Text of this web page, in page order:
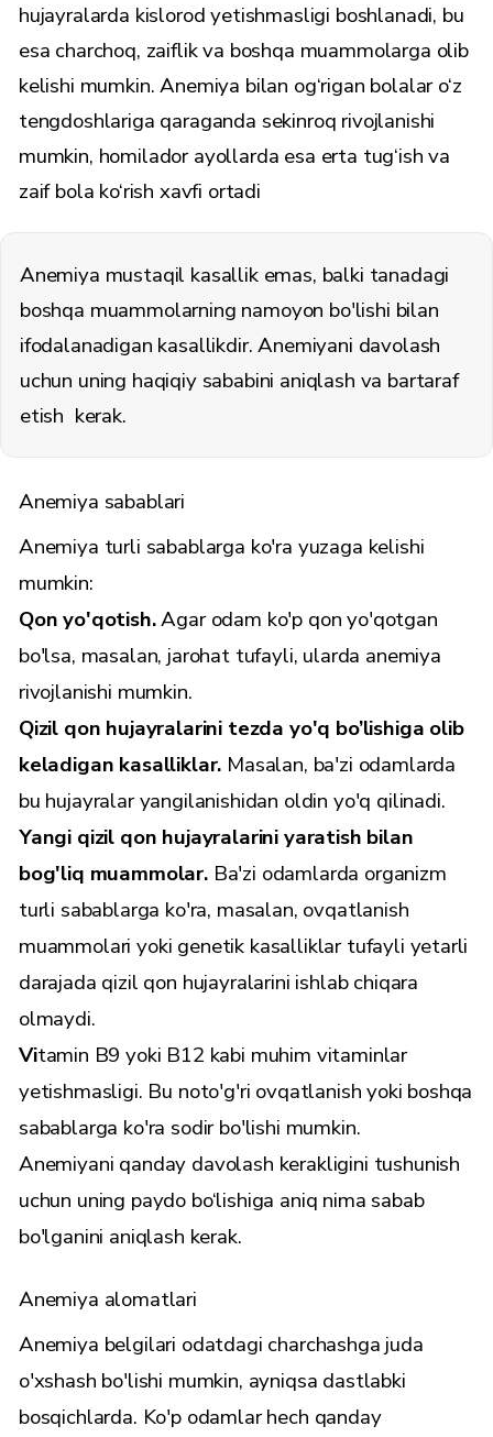
hujayralarda kislorod yetishmasligi boshlanadi, bu
esa charchoq, zaiflik va boshqa muammolarga olib
kelishi mumkin. Anemiya bilan og‘rigan bolalar o‘z
tengdoshlariga qaraganda sekinroq rivojlanishi
mumkin, homilador ayollarda esa erta tug‘ish va
zaif bola ko‘rish xavfi ortadi
Anemiya mustaqil kasallik emas, balki tanadagi
boshqa muammolarning namoyon bo'lishi bilan
ifodalanadigan kasallikdir. Anemiyani davolash
uchun uning haqiqiy sababini aniqlash va bartaraf
etish kerak.
Anemiya sabablari
Anemiya turli sabablarga ko'ra yuzaga kelishi
mumkin:
Qon yo'qotish.Agar odam ko'p qon yo'qotgan
bo'lsa, masalan, jarohat tufayli, ularda anemiya
rivojlanishi mumkin.
Qizil qon hujayralarini tezda yo'q bo’lishiga olib
keladigan kasalliklar. Masalan, ba'zi odamlarda
bu hujayralar yangilanishidan oldin yo'q qilinadi.
Yangi qizil qon hujayralarini yaratish bilan
bog'liq muammolar.Ba'zi odamlarda organizm
turli sabablarga ko'ra, masalan, ovqatlanish
muammolari yoki genetik kasalliklar tufayli yetarli
darajada qizil qon hujayralarini ishlab chiqara
olmaydi.
Vitamin B9 yoki B12 kabi muhim vitaminlar
yetishmasligi. Bu noto'g'ri ovqatlanish yoki boshqa
sabablarga ko'ra sodir bo'lishi mumkin.
Anemiyani qanday davolash kerakligini tushunish
uchun uning paydo bo‘lishiga aniq nima sabab
bo'lganini aniqlash kerak.
Anemiya alomatlari
Anemiya belgilari odatdagi charchashga juda
o'xshash bo'lishi mumkin, ayniqsa dastlabki
bosqichlarda. Ko'p odamlar hech qanday